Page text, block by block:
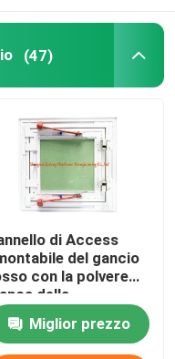
(47)
di Access
del gancio
con la polvere
della
ricoperta
Miglior prezzo